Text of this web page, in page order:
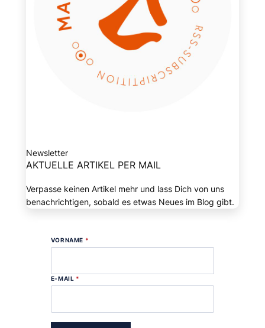
Newsletter
AKTUELLE ARTIKEL PER MAIL
Verpasse keinen Artikel mehr und lass Dich von uns
benachrichtigen, sobald es etwas Neues im Blog gibt.
VORNAME *
E-MAIL *